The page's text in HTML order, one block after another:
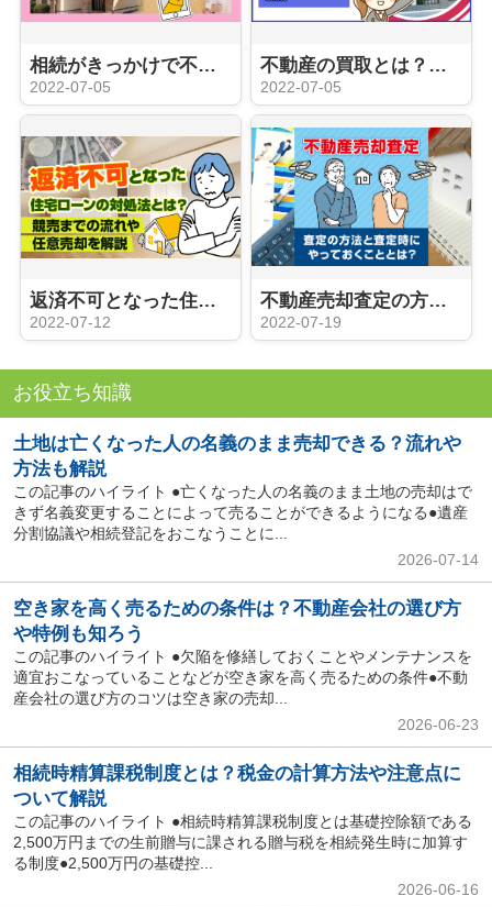
相続がきっかけで不動産売却するときの手続きや注意点
2022-07-05
不動産の買取とは？仲介との違いやメリット・デメリットをご紹介
2022-07-05
返済不可となった住宅ローンの対処法とは？競売までの流れや任意売却を解説
2022-07-12
不動産売却査定の方法と査定時にやっておくこととは？
2022-07-19
お役立ち知識
土地は亡くなった人の名義のまま売却できる？流れや
方法も解説
この記事のハイライト ●亡くなった人の名義のまま土地の売却はで
きず名義変更することによって売ることができるようになる●遺産
分割協議や相続登記をおこなうことに...
2026-07-14
空き家を高く売るための条件は？不動産会社の選び方
や特例も知ろう
この記事のハイライト ●欠陥を修繕しておくことやメンテナンスを
適宜おこなっていることなどが空き家を高く売るための条件●不動
産会社の選び方のコツは空き家の売却...
2026-06-23
相続時精算課税制度とは？税金の計算方法や注意点に
ついて解説
この記事のハイライト ●相続時精算課税制度とは基礎控除額である
2,500万円までの生前贈与に課される贈与税を相続発生時に加算す
る制度●2,500万円の基礎控...
2026-06-16